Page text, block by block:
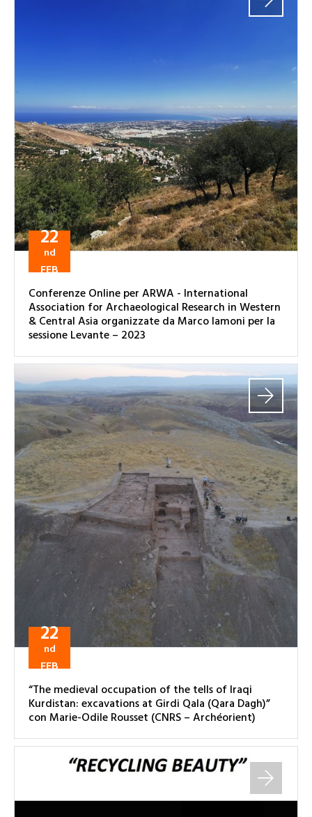
22
nd
FEB
Conferenze Online per ARWA - International
Association for Archaeological Research in Western
& Central Asia organizzate da Marco Iamoni per la
sessione Levante – 2023
22
nd
FEB
“The medieval occupation of the tells of Iraqi
Kurdistan: excavations at Girdi Qala (Qara Dagh)”
con Marie-Odile Rousset (CNRS – Archéorient)